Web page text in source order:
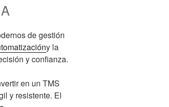
de gestión
y la
y confianza.
en un TMS
y resistente. El